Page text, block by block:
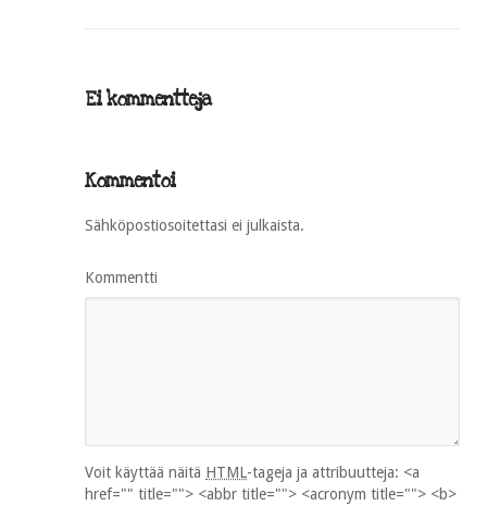
Ei kommentteja
Kommentoi
Sähköpostiosoitettasi ei julkaista.
Kommentti
Voit käyttää näitä HTML-tageja ja attribuutteja: <a
href="" title=""> <abbr title=""> <acronym title=""> <b>